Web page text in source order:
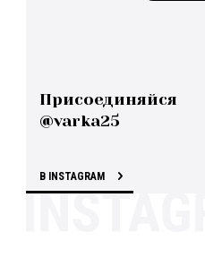
Присоединяйся
@varka25
В INSTAGRAM